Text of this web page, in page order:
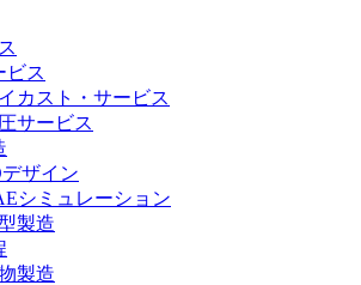
ビス
カスト・サービス
サービス
ザイン
シミュレーション
製造
製造